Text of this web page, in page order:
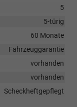
5
5-türig
60 Monate
Fahrzeuggarantie
vorhanden
vorhanden
Scheckheftgepflegt